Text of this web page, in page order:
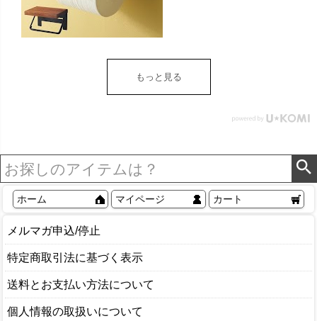
ダー 収納 DIY アンティー
ク ヴィンテージ ナチュラ
リア アジアン [84302] ホ
もっと見る
ホーム マイページ カート
メルマガ申込/停止
特定商取引法に基づく表示
送料とお支払い方法について
個人情報の取扱いについて